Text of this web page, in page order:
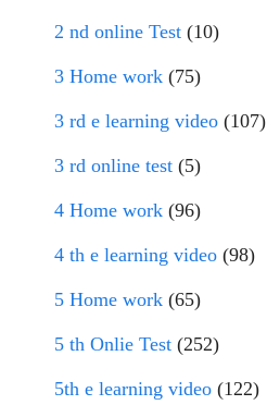
2 nd online Test (10)
3 Home work (75)
3 rd e learning video (107)
3 rd online test (5)
4 Home work (96)
4 th e learning video (98)
5 Home work (65)
5 th Onlie Test (252)
5th e learning video (122)